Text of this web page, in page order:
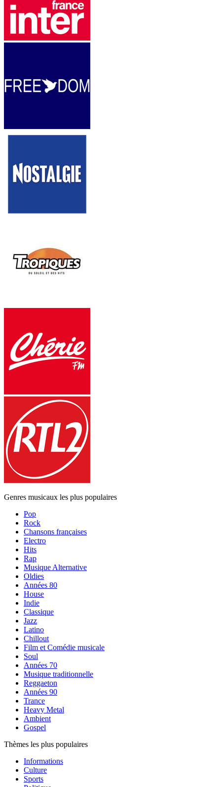
Genres musicaux les plus populaires
Pop
Rock
Chansons françaises
Electro
Hits
Rap
Musique Alternative
Oldies
Années 80
House
Indie
Classique
Jazz
Latino
Chillout
Film et Comédie musicale
Soul
Années 70
Musique traditionnelle
Reggaeton
Années 90
Trance
Heavy Metal
Ambient
Gospel
Thèmes les plus populaires
Informations
Culture
Sports